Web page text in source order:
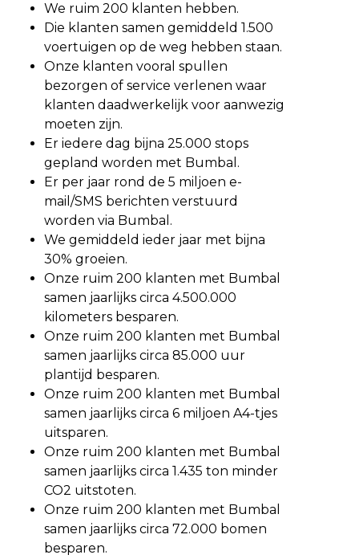
We ruim 200 klanten hebben.
Die klanten samen gemiddeld 1.500
voertuigen op de weg hebben staan.
Onze klanten vooral spullen
bezorgen of service verlenen waar
klanten daadwerkelijk voor aanwezig
moeten zijn.
Er iedere dag bijna 25.000 stops
gepland worden met Bumbal.
Er per jaar rond de 5 miljoen e-
mail/SMS berichten verstuurd
worden via Bumbal.
We gemiddeld ieder jaar met bijna
30% groeien.
Onze ruim 200 klanten met Bumbal
samen jaarlijks circa 4.500.000
kilometers besparen.
Onze ruim 200 klanten met Bumbal
samen jaarlijks circa 85.000 uur
plantijd besparen.
Onze ruim 200 klanten met Bumbal
samen jaarlijks circa 6 miljoen A4-tjes
uitsparen.
Onze ruim 200 klanten met Bumbal
samen jaarlijks circa 1.435 ton minder
CO2 uitstoten.
Onze ruim 200 klanten met Bumbal
samen jaarlijks circa 72.000 bomen
besparen.